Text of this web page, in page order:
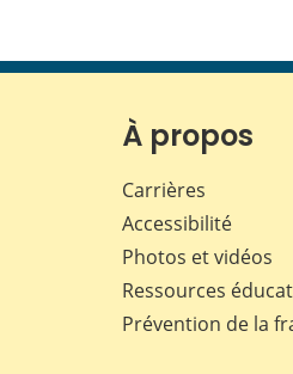
À propos
Carrières
Accessibilité
Photos et vidéos
Ressources
Prévention de la